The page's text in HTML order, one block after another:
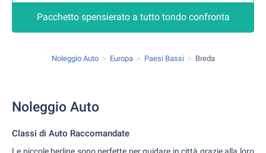
Pacchetto spensierato a tutto tondo confronta
Noleggio Auto Europa Paesi Bassi Breda
Noleggio Auto
Classi di Auto Raccomandate